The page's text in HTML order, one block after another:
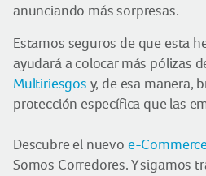
anunciando más sorpresas.
Estamos seguros de que esta
ayudará a colocar más pólizas
Multiriesgos y, de esa manera,
protección específica que las
Descubre el nuevo e-
Somos Corredores. Y sigamos